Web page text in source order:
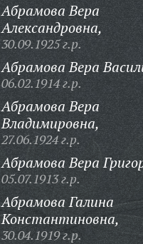
Абрамова Вера
Александровна,
30.09.1925 г.р.
Абрамова Вера
06.02.1914 г.р.
Абрамова Вера
Владимировна,
27.06.1924 г.р.
Абрамова Вера
05.07.1913 г.р.
Абрамова Галина
Константиновна,
30.04.1919 г.р.